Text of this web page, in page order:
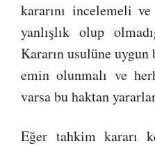
kararını incelemeli
yanlışlık olup
Kararın usulüne
emin olunmalı ve
varsa bu haktan
Eğer tahkim kararı